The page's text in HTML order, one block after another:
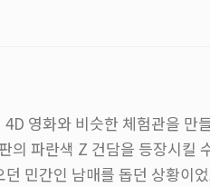
의 2018 한정판이라 흔히 볼
친구들이 시달려야 했다. 원래
영화와 비슷한 체험관을 만
의 파란색 Z 건담을 등장시킬
민간인 남매를 돕던 상황이